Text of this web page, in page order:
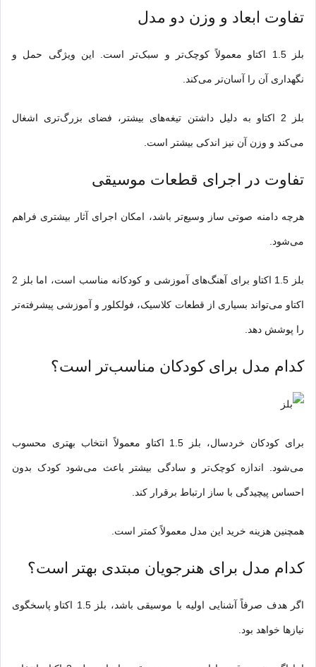
تفاوت ابعاد و وزن دو مدل
بلز 1.5 اکتاو معمولاً کوچک‌تر و سبک‌تر است. این ویژگی حمل و
نگهداری آن را آسان‌تر می‌کند.
بلز 2 اکتاو به دلیل داشتن تیغه‌های بیشتر، فضای بزرگ‌تری اشغال
می‌کند و وزن آن نیز اندکی بیشتر است.
تفاوت در اجرای قطعات موسیقی
هرچه دامنه صوتی ساز وسیع‌تر باشد، امکان اجرای آثار بیشتری فراهم
می‌شود.
بلز 1.5 اکتاو برای آهنگ‌های آموزشی و کودکانه مناسب است، اما بلز 2
اکتاو می‌تواند بسیاری از قطعات کلاسیک، فولکلور و آموزشی پیشرفته‌تر
را پوشش دهد.
کدام مدل برای کودکان مناسب‌تر است؟
برای کودکان خردسال، بلز 1.5 اکتاو معمولاً انتخاب بهتری محسوب
می‌شود. اندازه کوچک‌تر و سادگی بیشتر باعث می‌شود کودک بدون
احساس پیچیدگی با ساز ارتباط برقرار کند.
همچنین هزینه خرید این مدل معمولاً کمتر است.
کدام مدل برای هنرجویان مبتدی بهتر است؟
اگر هدف صرفاً آشنایی اولیه با موسیقی باشد، بلز 1.5 اکتاو پاسخگوی
نیازها خواهد بود.